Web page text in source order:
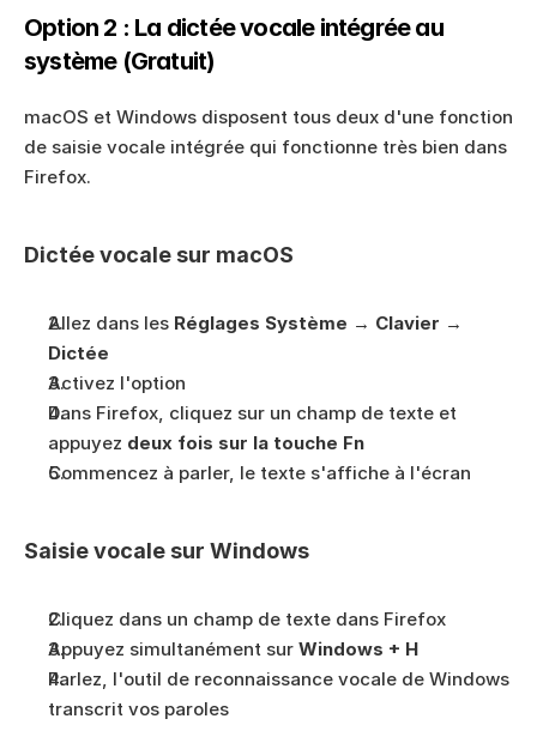
Option 2 : La dictée vocale intégrée au
système (Gratuit)
macOS et Windows disposent tous deux d'une fonction
de saisie vocale intégrée qui fonctionne très bien dans
Firefox.
Dictée vocale sur macOS
Allez dans les Réglages Système → Clavier
Dictée
Activez l'option
Dans Firefox, cliquez sur un champ de texte et
appuyez deux fois sur la touche Fn
Commencez à parler, le texte s'affiche à l'écran
Saisie vocale sur Windows
Cliquez dans un champ de texte dans Firefox
Appuyez simultanément sur Windows + H
Parlez, l'outil de reconnaissance vocale de Windows
transcrit vos paroles